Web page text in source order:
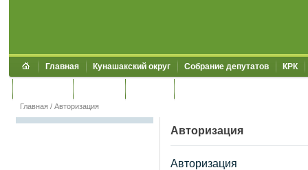
Главная Кунашакский округ Собрание депутатов КРК
Главная / Авторизация
Авторизация
Авторизация